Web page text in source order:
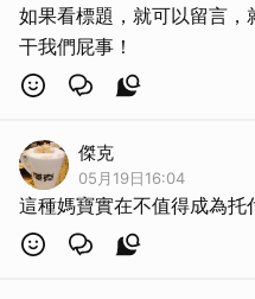
如果看標題，就可以留言，
干我們屁事！
傑克
05月19日16:04
這種媽寶實在不值得成為托